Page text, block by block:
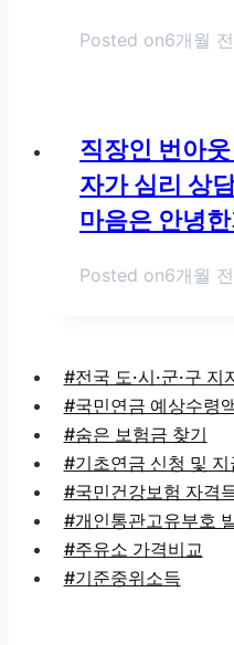
Posted on6개월 전
직장인 번아
자가 심리 상
마음은 안녕
Posted on6개월 전
#전국 도·시·군·구
#국민연금 예상수령
#숨은 보험금 찾기
#기초연금 신청 및 지
#국민건강보험 자격
#개인통관고유부호
#주유소 가격비교
#기준중위소득